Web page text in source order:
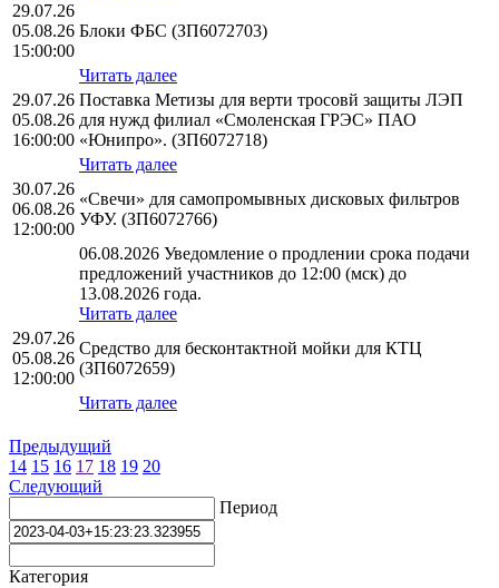
29.07.26
05.08.26
15:00:00
Блоки ФБС (ЗП6072703)
Читать далее
29.07.26
05.08.26
16:00:00
Поставка Метизы для верти тросовй защиты ЛЭП
для нужд филиал «Смоленская ГРЭС» ПАО
«Юнипро». (ЗП6072718)
Читать далее
30.07.26
06.08.26
12:00:00
«Свечи» для самопромывных дисковых фильтров
УФУ. (ЗП6072766)
06.08.2026 Уведомление о продлении срока подачи
предложений участников до 12:00 (мск) до
13.08.2026 года.
Читать далее
29.07.26
05.08.26
12:00:00
Средство для бесконтактной мойки для КТЦ
(ЗП6072659)
Читать далее
Предыдущий
14 15 16 17 18 19 20
Следующий
Период
Категория